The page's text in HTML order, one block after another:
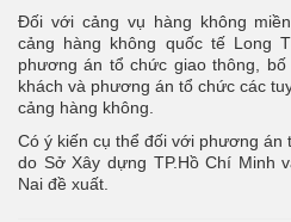
Đối với cảng vụ hàng không
cảng hàng không quốc tế Long
phương án tổ chức giao thông,
khách và phương án tổ chức các
cảng hàng không.
Có ý kiến cụ thể đối với phương án
do Sở Xây dựng TP.Hồ Chí Minh
Nai đề xuất.